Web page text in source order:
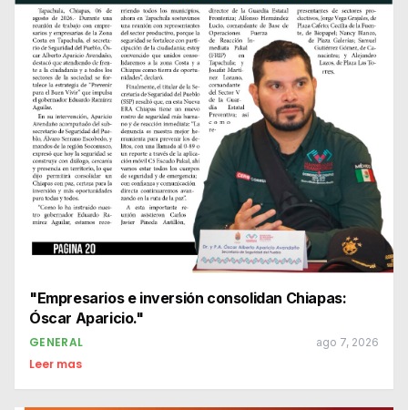
"Empresarios e inversión consolidan Chiapas:
GENERAL ago 7, 2026
Leer mas